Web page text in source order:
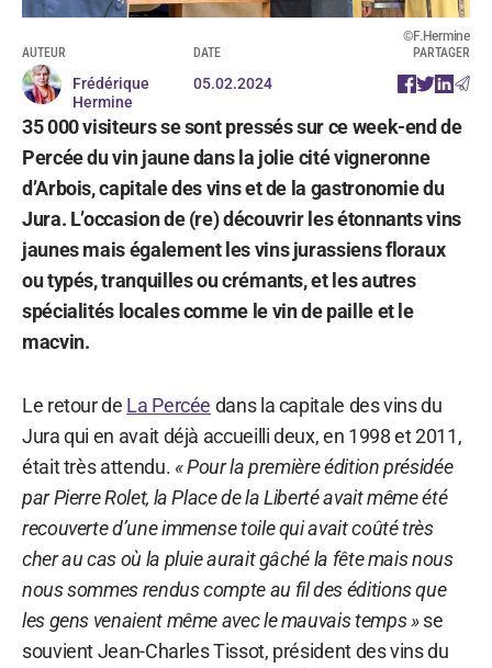
©F.Hermine
AUTEUR
Frédérique
Hermine
DATE
05.02.2024
PARTAGER
35 000 visiteurs se sont pressés sur ce week-end de
Percée du vin jaune dans la jolie cité vigneronne
d’Arbois, capitale des vins et de la gastronomie du
Jura. L’occasion de (re) découvrir les étonnants vins
jaunes mais également les vins jurassiens floraux
ou typés, tranquilles ou crémants, et les autres
spécialités locales comme le vin de paille et le
macvin.
Le retour de La Percée dans la capitale des vins du
Jura qui en avait déjà accueilli deux, en 1998 et 2011,
était très attendu.« Pour la première édition présidée
par Pierre Rolet, la Place de la Liberté avait même été
recouverte d’une immense toile qui avait coûté très
cher au cas où la pluie aurait gâché la fête mais nous
nous sommes rendus compte au fil des éditions que
les gens venaient même avec le mauvais temps »se
souvient Jean-Charles Tissot, président des vins du